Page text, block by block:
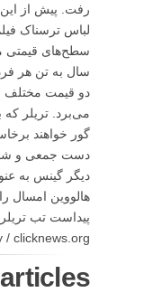
رفت. پیش از
سطح‌های قیمتی
سال به تن هر
دو قیمت مختلف
می‌برد. تریلر که
گور خواهند
دست جمعی و
دیگر گینس به
هالووین امسال
پیداست تب
/ clicknews.org